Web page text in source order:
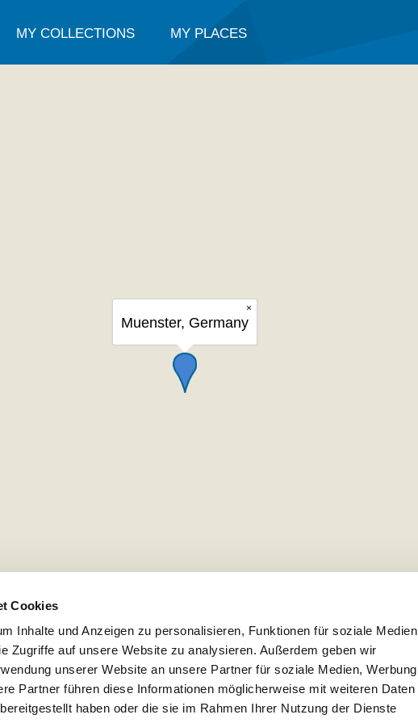
Cookies
Inhalte und Anzeigen zu personalisieren, Funktionen für soziale Medien
Zugriffe auf unsere Website zu analysieren. Außerdem geben wir
unserer Website an unsere Partner für soziale Medien, Werbung
Partner führen diese Informationen möglicherweise mit weiteren Daten
haben oder die sie im Rahmen Ihrer Nutzung der Dienste
MY COLLECTIONS MY PLACES
×
Muenster, Germany